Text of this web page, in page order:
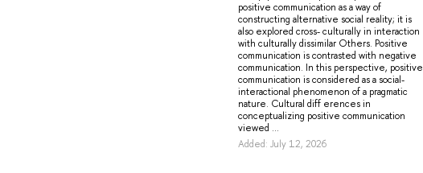
positive communication as a way of
constructing alternative social reality; it is
also explored cross- culturally in interaction
with culturally dissimilar Others. Positive
communication is contrasted with negative
communication. In this perspective, positive
communication is considered as a social-
interactional phenomenon of a pragmatic
nature. Cultural diff erences in
conceptualizing positive communication
viewed ...
Added: July 12, 2026